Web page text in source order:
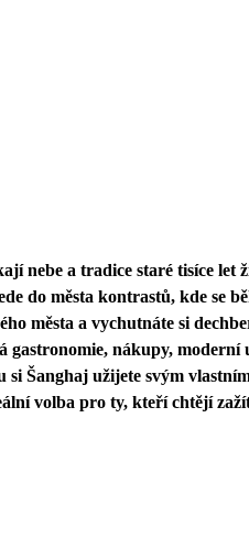
nebe a tradice staré tisíce let
do města kontrastů, kde se
města a vychutnáte si
gastronomie, nákupy, moderní
Šanghaj užijete svým
volba pro ty, kteří chtějí